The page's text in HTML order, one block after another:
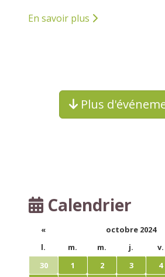
En savoir plus
Plus
Calendrier
« octobre 2024
l.
m. m. j. v.
30
1 2 3 4